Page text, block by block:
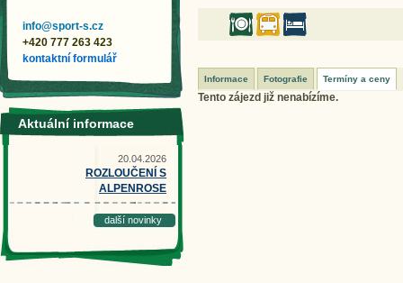
Informace Fotografie Termíny a ceny
Tento zájezd již nenabízíme.
info@sport-s.cz
+420 777 263 423
kontaktní formulář
Aktuální informace
20.04.2026
ROZLOUČENÍ S
ALPENROSE
další novinky